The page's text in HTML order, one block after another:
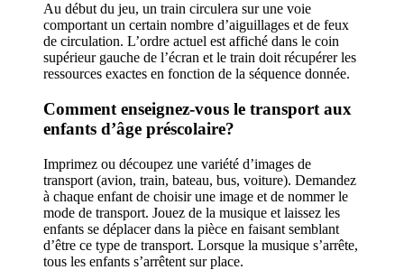
Au début du jeu, un train circulera sur une voie
comportant un certain nombre d’aiguillages et de feux
de circulation. L’ordre actuel est affiché dans le coin
supérieur gauche de l’écran et le train doit récupérer les
ressources exactes en fonction de la séquence donnée.
Comment enseignez-vous le transport aux
enfants d’âge préscolaire?
Imprimez ou découpez une variété d’images de
transport (avion, train, bateau, bus, voiture). Demandez
à chaque enfant de choisir une image et de nommer le
mode de transport. Jouez de la musique et laissez les
enfants se déplacer dans la pièce en faisant semblant
d’être ce type de transport. Lorsque la musique s’arrête,
tous les enfants s’arrêtent sur place.